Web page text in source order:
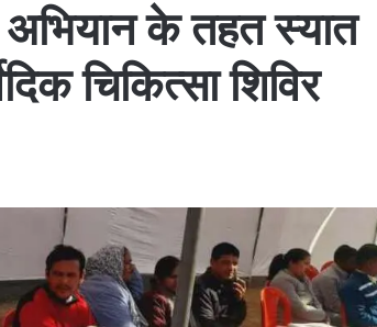
के तहत स्यात
चिकित्सा शिविर